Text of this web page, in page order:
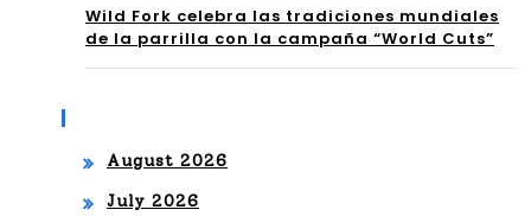
NCI
fe
me
Wild Fork celebra las tradiciones mundiales
de la parrilla con la campaña “World Cuts”
August 2026
July 2026